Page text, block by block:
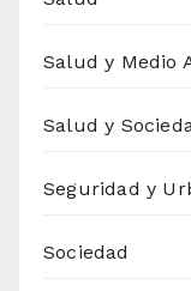
Salud y Medio
Salud y
Seguridad y
Sociedad